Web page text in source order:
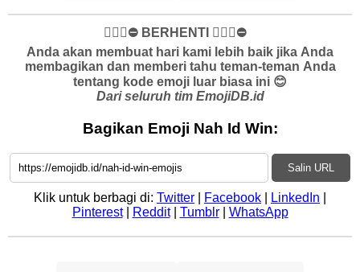
✋🏻🛑⛔️ BERHENTI ✋🏻🛑⛔️
Anda akan membuat hari kami lebih baik jika Anda
membagikan dan memberi tahu teman-teman Anda
tentang kode emoji luar biasa ini 😊
Dari seluruh tim EmojiDB.id
Bagikan Emoji Nah Id Win:
Salin URL
Klik untuk berbagi di: Twitter Facebook LinkedIn
Pinterest| Reddit| Tumblr| WhatsApp